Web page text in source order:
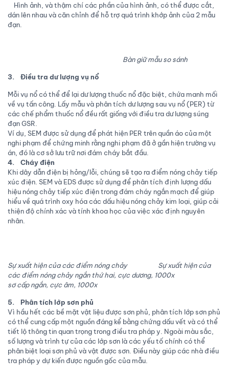
Hình ảnh, và thậm chí các phần của hình ảnh, có thể được cắt,
dán lên nhau và căn chỉnh để hỗ trợ quá trình khớp ảnh của 2 mẫu
đạn.
Bàn giữ mẫu so sánh
3. Điều tra dư lượng vụ nổ
Mỗi vụ nổ có thể để lại dư lượng thuốc nổ đặc biệt, chứa manh mối
về vụ tấn công. Lấy mẫu và phân tích dư lượng sau vụ nổ (PER) từ
các chế phẩm thuốc nổ đều rất giống với điều tra dư lượng súng
đạn GSR.
Ví dụ, SEM được sử dụng để phát hiện PER trên quần áo của một
nghi phạm để chứng minh rằng nghi phạm đã ở gần hiện trường vụ
án, đó là cơ sở lưu trữ nơi đám cháy bắt đầu.
4. Cháy điện
Khi dây dẫn điện bị hỏng/lỗi, chúng sẽ tạo ra điểm nóng chảy tiếp
xúc điện. SEM và EDS được sử dụng để phân tích định lượng dấu
hiệu nóng chảy tiếp xúc điện trong đám cháy ngắn mạch để giúp
hiểu về quá trình oxy hóa các dấu hiệu nóng chảy kim loại, giúp cải
thiện độ chính xác và tính khoa học của việc xác định nguyên
nhân.
Sự xuất hiện của các điểm nóng chảy Sự xuất hiện của
các điểm nóng chảy ngắn thứ hai, cực dương, 1000x
sơ cấp ngắn, cực âm, 1000x
5. Phân tích lớp sơn phủ
Vì hầu hết các bề mặt vật liệu được sơn phủ, phân tích lớp sơn phủ
có thể cung cấp một nguồn đáng kể bằng chứng dấu vết và có thể
tiết lộ thông tin quan trọng trong điều tra pháp y. Ngoài màu sắc,
số lượng và trình tự của các lớp sơn là các yếu tố chính có thể
phân biệt loại sơn phủ và vật được sơn. Điều này giúp các nhà điều
tra pháp y dự kiến được nguồn gốc của mẫu.